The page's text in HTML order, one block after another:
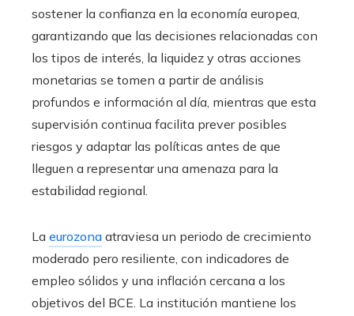
sostener la confianza en la economía europea,
garantizando que las decisiones relacionadas con
los tipos de interés, la liquidez y otras acciones
monetarias se tomen a partir de análisis
profundos e información al día, mientras que esta
supervisión continua facilita prever posibles
riesgos y adaptar las políticas antes de que
lleguen a representar una amenaza para la
estabilidad regional.
La eurozona atraviesa un periodo de crecimiento
moderado pero resiliente, con indicadores de
empleo sólidos y una inflación cercana a los
objetivos del BCE. La institución mantiene los